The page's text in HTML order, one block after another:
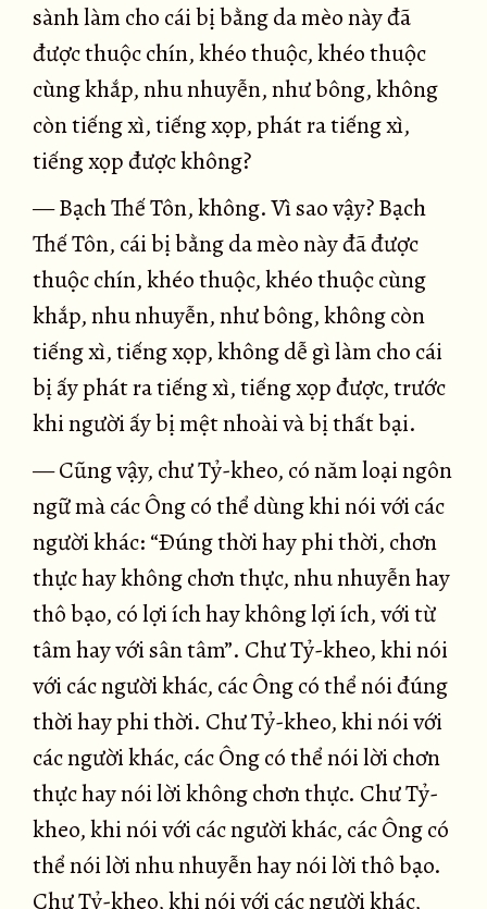
sành làm cho cái bị bằng da mèo này đã
được thuộc chín, khéo thuộc, khéo thuộc
cùng khắp, nhu nhuyễn, như bông, không
còn tiếng xì, tiếng xọp, phát ra tiếng xì,
tiếng xọp được không?
— Bạch Thế Tôn, không. Vì sao vậy? Bạch
Thế Tôn, cái bị bằng da mèo này đã được
thuộc chín, khéo thuộc, khéo thuộc cùng
khắp, nhu nhuyễn, như bông, không còn
tiếng xì, tiếng xọp, không dễ gì làm cho cái
bị ấy phát ra tiếng xì, tiếng xọp được, trước
khi người ấy bị mệt nhoài và bị thất bại.
— Cũng vậy, chư Tỷ-kheo, có năm loại ngôn
ngữ mà các Ông có thể dùng khi nói với các
người khác: “Ðúng thời hay phi thời, chơn
thực hay không chơn thực, nhu nhuyễn hay
thô bạo, có lợi ích hay không lợi ích, với từ
tâm hay với sân tâm”. Chư Tỷ-kheo, khi nói
với các người khác, các Ông có thể nói đúng
thời hay phi thời. Chư Tỷ-kheo, khi nói với
các người khác, các Ông có thể nói lời chơn
thực hay nói lời không chơn thực. Chư Tỷ-
kheo, khi nói với các người khác, các Ông có
thể nói lời nhu nhuyễn hay nói lời thô bạo.
Chư Tỷ-kheo, khi nói với các người khác,